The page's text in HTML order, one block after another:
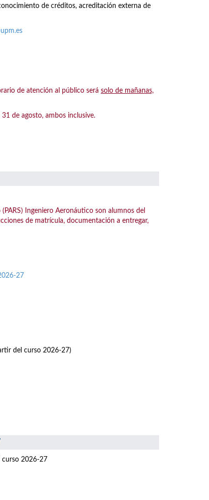
de créditos, acreditación externa de
de atención al público será solo de mañanas,
de agosto, ambos inclusive.
Ingeniero Aeronáutico son alumnos del
de matrícula, documentación a entregar,
27
del curso 2026-27)
curso 2026-27